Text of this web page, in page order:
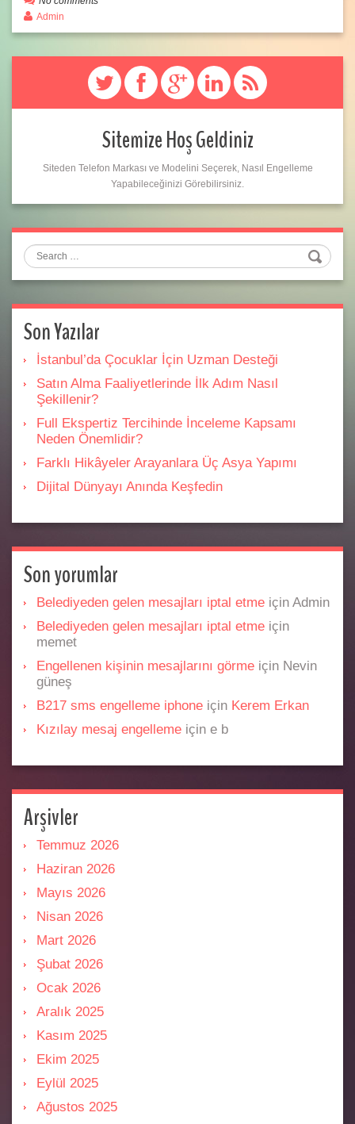
Admin
Sitemize Hoş Geldiniz
Siteden Telefon Markası ve Modelini Seçerek, Nasıl Engelleme
Yapabileceğinizi Görebilirsiniz.
Search
Son Yazılar
İstanbul’da Çocuklar İçin Uzman Desteği
Satın Alma Faaliyetlerinde İlk Adım Nasıl
Şekillenir?
Full Ekspertiz Tercihinde İnceleme Kapsamı
Neden Önemlidir?
Farklı Hikâyeler Arayanlara Üç Asya Yapımı
Dijital Dünyayı Anında Keşfedin
Son yorumlar
Belediyeden gelen mesajları iptal etme için Admin
Belediyeden gelen mesajları iptal etme için
memet
Engellenen kişinin mesajlarını görme için Nevin
güneş
B217 sms engelleme iphone için Kerem Erkan
Kızılay mesaj engelleme için e b
Arşivler
Temmuz 2026
Haziran 2026
Mayıs 2026
Nisan 2026
Mart 2026
Şubat 2026
Ocak 2026
Aralık 2025
Kasım 2025
Ekim 2025
Eylül 2025
Ağustos 2025